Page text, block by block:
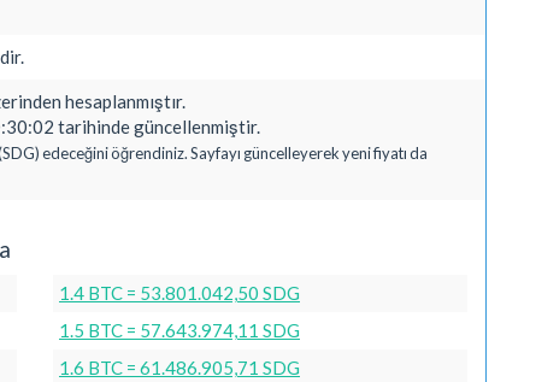
hesaplanmıştır.
tarihinde güncellenmiştir.
edeceğini öğrendiniz. Sayfayı güncelleyerek yeni fiyatı da
1.4 BTC = 53.801.042,50 SDG
1.5 BTC = 57.643.974,11 SDG
1.6 BTC = 61.486.905,71 SDG